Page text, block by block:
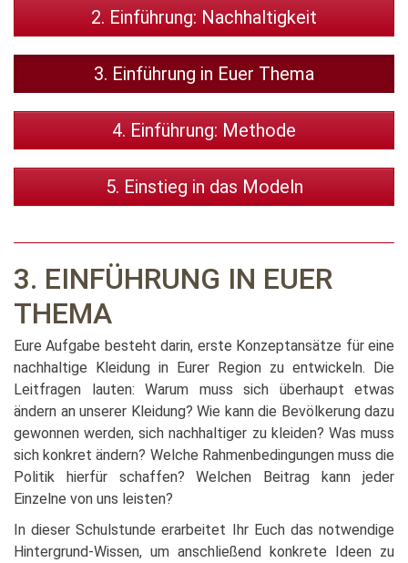
2. Einführung: Nachhaltigkeit
3. Einführung in Euer Thema
4. Einführung: Methode
5. Einstieg in das Modeln
3. EINFÜHRUNG IN EUER
THEMA
Eure Aufgabe besteht darin, erste Konzeptansätze für eine
nachhaltige Kleidung in Eurer Region zu entwickeln. Die
Leitfragen lauten: Warum muss sich überhaupt etwas
ändern an unserer Kleidung? Wie kann die Bevölkerung dazu
gewonnen werden, sich nachhaltiger zu kleiden? Was muss
sich konkret ändern? Welche Rahmenbedingungen muss die
Politik hierfür schaffen? Welchen Beitrag kann jeder
Einzelne von uns leisten?
In dieser Schulstunde erarbeitet Ihr Euch das notwendige
Hintergrund-Wissen, um anschließend konkrete Ideen zu